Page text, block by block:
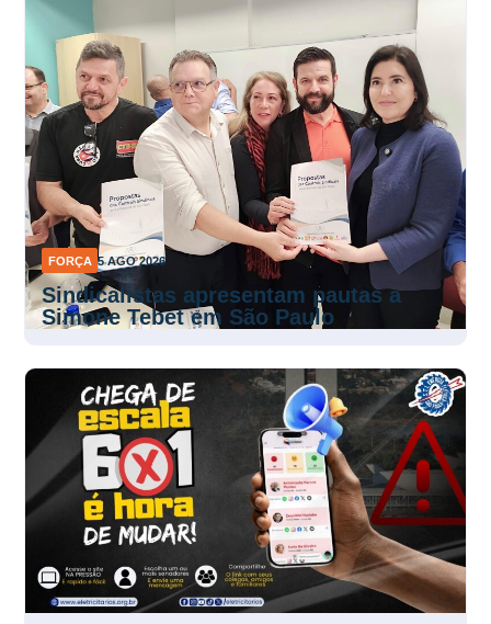
FORÇA 5 AGO 2026
Sindicalistas apresentam pautas a
Simone Tebet em São Paulo